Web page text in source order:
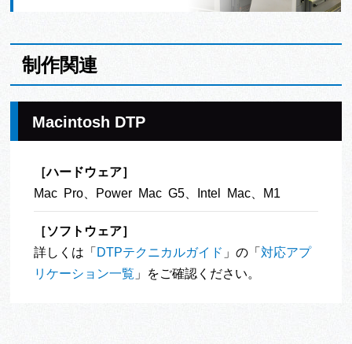
制作関連
Macintosh DTP
［ハードウェア］
Mac Pro、Power Mac G5、Intel Mac、M1
［ソフトウェア］
詳しくは「 DTPテクニカルガイド 」の「対応アプ
リケーション一覧 」をご確認ください。